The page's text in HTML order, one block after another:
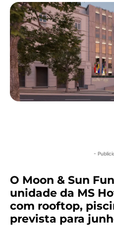
-
O Moon & Sun
unidade da MS
com rooftop,
prevista para